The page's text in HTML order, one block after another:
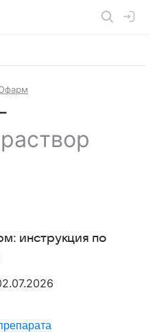
раствор
: инструкция по